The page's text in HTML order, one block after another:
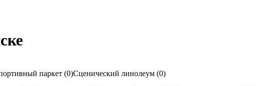
паркет (0)Сценический линолеум (0)